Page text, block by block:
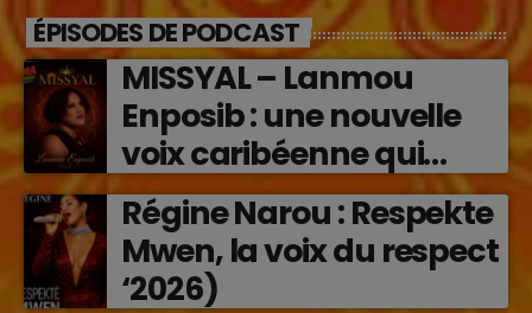
ÉPISODES DE PODCAST
MISSYAL – Lanmou
Enposib : une nouvelle
voix caribéenne qui
transforme les émotions
en musique (2026)
Régine Narou : Respekte
Mwen, la voix du respect
‘2026)